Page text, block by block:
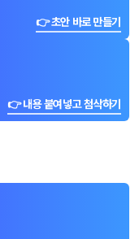
👉 초안 바로 만들기
👉 내용 붙여넣고 첨삭하기